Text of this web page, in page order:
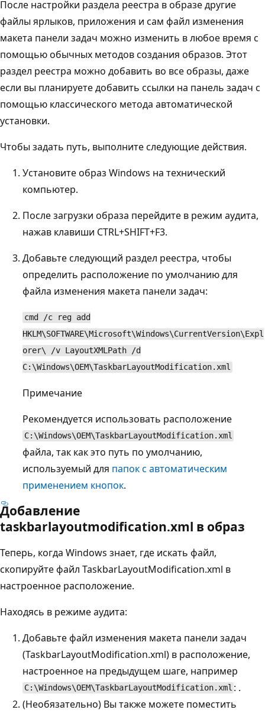
После настройки раздела реестра в образе другие
файлы ярлыков, приложения и сам файл изменения
макета панели задач можно изменить в любое время с
помощью обычных методов создания образов. Этот
раздел реестра можно добавить во все образы, даже
если вы планируете добавить ссылки на панель задач с
помощью классического метода автоматической
установки.
Чтобы задать путь, выполните следующие действия.
Установите образ Windows на технический
компьютер.
После загрузки образа перейдите в режим аудита,
нажав клавиши CTRL+SHIFT+F3.
Добавьте следующий раздел реестра, чтобы
определить расположение по умолчанию для
файла изменения макета панели задач:
cmd /c reg add
HKLM\SOFTWARE\Microsoft\Windows\CurrentVersion\Expl
orer\ /v LayoutXMLPath /d
C:\Windows\OEM\TaskbarLayoutModification.xml
Примечание
Рекомендуется использовать расположение
C:\Windows\OEM\TaskbarLayoutModification.xml
файла, так как это путь по умолчанию,
используемый для папок с автоматическим
применением кнопок.
Добавление
taskbarlayoutmodification.xml в образ
Теперь, когда Windows знает, где искать файл,
скопируйте файл TaskbarLayoutModification.xml в
настроенное расположение.
Находясь в режиме аудита:
Добавьте файл изменения макета панели задач
(TaskbarLayoutModification.xml) в расположение,
настроенное на предыдущем шаге, например
C:\Windows\OEM\TaskbarLayoutModification.xml : .
(Необязательно) Вы также можете поместить